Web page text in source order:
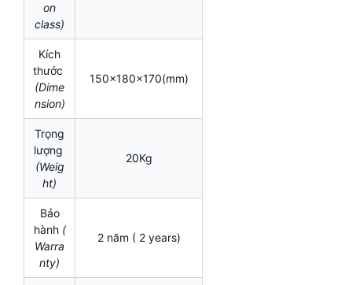
on
class)
Kích
thước
(Dime
nsion)
150x180x170(mm)
Trọng
lượng
(Weig
ht)
20Kg
Bảo
hành (
Warra
nty)
2 năm ( 2 years)